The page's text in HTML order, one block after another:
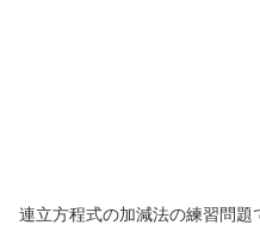
連立方程式の加減法の練習問